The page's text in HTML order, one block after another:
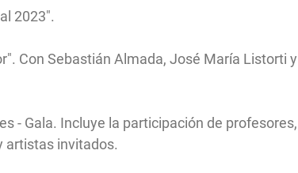
2023".
Con Sebastián Almada, José María Listorti y
- Gala. Incluye la participación de profesores,
artistas invitados.